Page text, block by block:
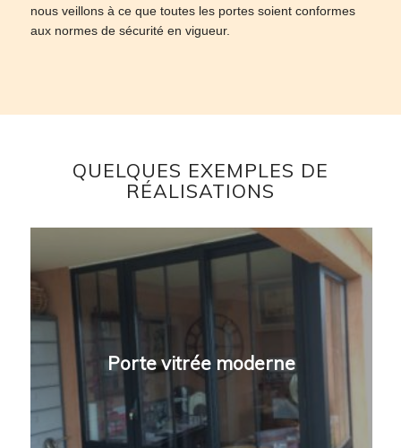
nous veillons à ce que toutes les portes soient conformes
aux normes de sécurité en vigueur.
QUELQUES EXEMPLES DE
RÉALISATIONS
Porte vitrée moderne